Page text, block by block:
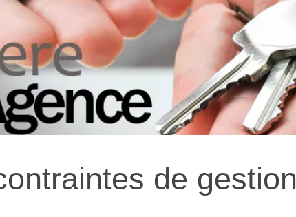
de gestion